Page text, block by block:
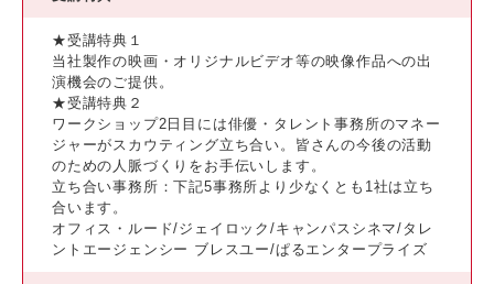
★受講特典１
当社製作の映画・オリジナルビデオ等の映像作品への出
演機会のご提供。
★受講特典２
ワークショップ2日目には俳優・タレント事務所のマネー
ジャーがスカウティング立ち合い。皆さんの今後の活動
のための人脈づくりをお手伝いします。
立ち合い事務所：下記5事務所より少なくとも1社は立ち
合います。
オフィス・ルード/ジェイロック/キャンパスシネマ/タレ
ントエージェンシー ブレスユー/ぱるエンタープライズ